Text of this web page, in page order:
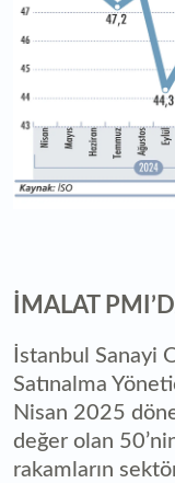
İMALAT
İstanbul Sanayi
Satınalma
Nisan 2025
değer olan
rakamların